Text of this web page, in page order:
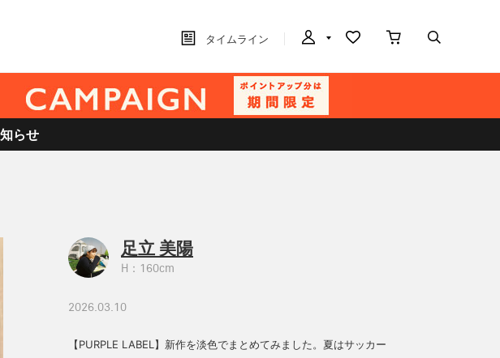
タイムライン
らせ
足立 美陽
H：160cm
2026.03.10
【PURPLE LABEL】新作を淡色でまとめてみました。夏はサッカー